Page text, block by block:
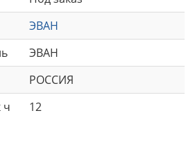
ЭВАН
ЭВАН
РОССИЯ
ч
12